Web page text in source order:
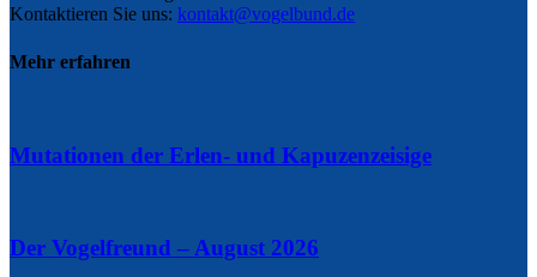
Kontaktieren Sie uns: kontakt@vogelbund.de
Mehr erfahren
Mutationen der Erlen- und Kapuzenzeisige
Der Vogelfreund – August 2026